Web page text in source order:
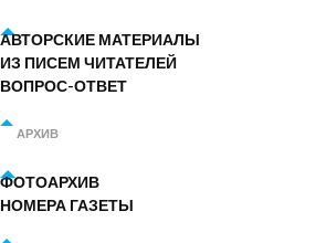
АВТОРСКИЕ МАТЕРИАЛЫ
ИЗ ПИСЕМ ЧИТАТЕЛЕЙ
ВОПРОС-ОТВЕТ
АРХИВ
ФОТОАРХИВ
НОМЕРА ГАЗЕТЫ